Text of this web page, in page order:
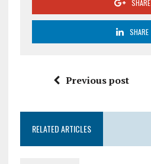
SHARE
SHARE
Previous post
RELATED ARTICLES